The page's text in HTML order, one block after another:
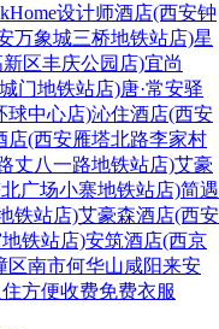
设计师酒店(西安钟
万象城三桥地铁站店)星
新区丰庆公园店)宜尚
门地铁站店)唐·常安驿
球中心店)沁住酒店(西安
店(西安雁塔北路李家村
丈八一路地铁站店)艾豪
广场小寨地铁站店)简遇
铁站店)艾豪森酒店(西安
铁站店)安筑酒店(西京
区南市何华山咸阳来安
住方便收费免费衣服